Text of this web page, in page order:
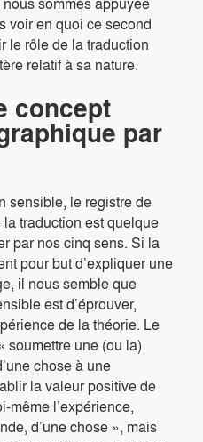
voir en quoi ce second
le rôle de la traduction
relatif à sa nature.
concept
par
sensible, le registre de
traduction est quelque
par nos cinq sens. Si la
pour but d’expliquer une
il nous semble que
est d’éprouver,
de la théorie. Le
soumettre une (ou la)
chose à une
la valeur positive de
même l’expérience,
d’une chose », mais